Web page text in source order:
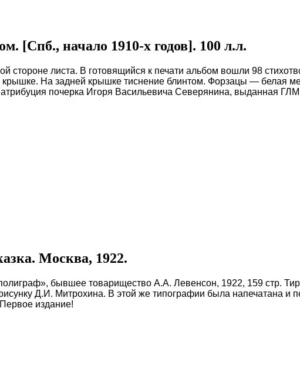
[Спб., начало 1910-х годов]. 100 л.л.
стороне листа. В готовящийся к печати альбом вошли 98
крышке. На задней крышке тиснение блинтом. Форзацы — белая
почерка Игоря Васильевича Северянина, выданная ГЛМ
Москва, 1922.
бывшее товарищество А.А. Левенсон, 1922, 159 стр.
Д.И. Митрохина. В этой же типографии была напечатана
издание!